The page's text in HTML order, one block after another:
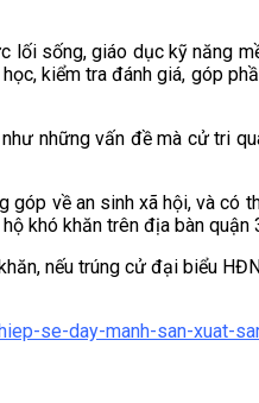
sống, giáo dục kỹ năng
kiểm tra đánh giá, góp
những vấn đề mà cử tri
về an sinh xã hội, và
khó khăn trên địa bàn quận
nếu trúng cử đại biểu
se-day-manh-san-xuat-